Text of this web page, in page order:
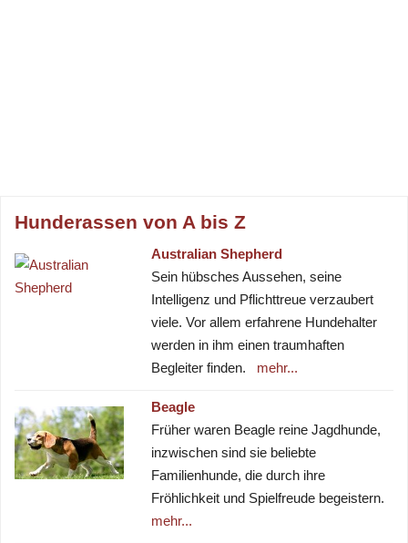
Hunderassen von A bis Z
Australian Shepherd
Sein hübsches Aussehen, seine
Intelligenz und Pflichttreue verzaubert
viele. Vor allem erfahrene Hundehalter
werden in ihm einen traumhaften
Begleiter finden.
mehr...
Beagle
Früher waren Beagle reine Jagdhunde,
inzwischen sind sie beliebte
Familienhunde, die durch ihre
Fröhlichkeit und Spielfreude begeistern.
mehr...